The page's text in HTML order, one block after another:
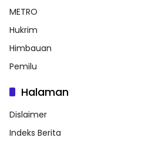
METRO
Hukrim
Himbauan
Pemilu
Halaman
Dislaimer
Indeks Berita